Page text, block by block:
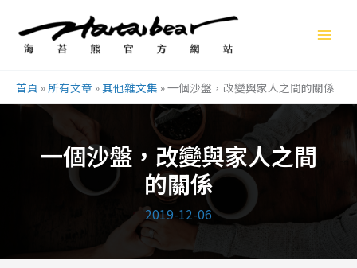
首頁 »所有文章 »其他雜文集 »一個沙盤，改變與家人之間的關係
一個沙盤，改變與家人之間
的關係
2019-12-06